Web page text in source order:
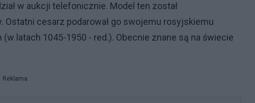
w aukcji telefonicznie. Model ten został
cesarz podarował go swojemu rosyjskiemu
latach 1045-1950 - red.). Obecnie znane są na świecie
Reklama